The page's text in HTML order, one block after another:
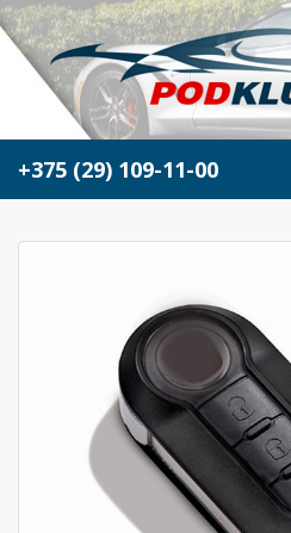
+375 (29) 109-11-00